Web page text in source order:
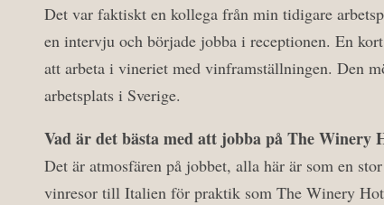
Det var faktiskt en kollega från min tidigare
en intervju och började jobba i receptionen. En
att arbeta i vineriet med vinframställningen. Den
arbetsplats i Sverige.
Vad är det bästa med att jobba på The Winery
Det är atmosfären på jobbet, alla här är som en
vinresor till Italien för praktik som The Winery